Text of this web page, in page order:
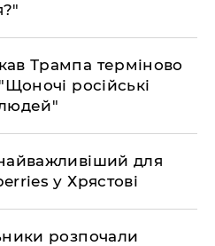
Трампа терміново
російські
для
у Хрястові
розпочали